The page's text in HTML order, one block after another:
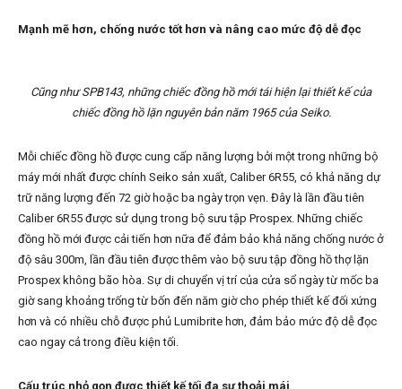
Mạnh mẽ hơn, chống nước tốt hơn và nâng cao mức độ dễ đọc
Cũng như SPB143, những chiếc đồng hồ mới tái hiện lại thiết kế của
chiếc đồng hồ lặn nguyên bản năm 1965 của Seiko.
Mỗi chiếc đồng hồ được cung cấp năng lượng bởi một trong những bộ
máy mới nhất được chính Seiko sản xuất, Caliber 6R55, có khả năng dự
trữ năng lượng đến 72 giờ hoặc ba ngày trọn vẹn. Đây là lần đầu tiên
Caliber 6R55 được sử dụng trong bộ sưu tập Prospex. Những chiếc
đồng hồ mới được cải tiến hơn nữa để đảm bảo khả năng chống nước ở
độ sâu 300m, lần đầu tiên được thêm vào bộ sưu tập đồng hồ thợ lặn
Prospex không bão hòa. Sự di chuyển vị trí của cửa sổ ngày từ mốc ba
giờ sang khoảng trống từ bốn đến năm giờ cho phép thiết kế đối xứng
hơn và có nhiều chỗ được phủ Lumibrite hơn, đảm bảo mức độ dễ đọc
cao ngay cả trong điều kiện tối.
Cấu trúc nhỏ gọn được thiết kế tối đa sự thoải mái